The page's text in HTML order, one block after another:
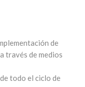
de
través de medios
todo el ciclo de